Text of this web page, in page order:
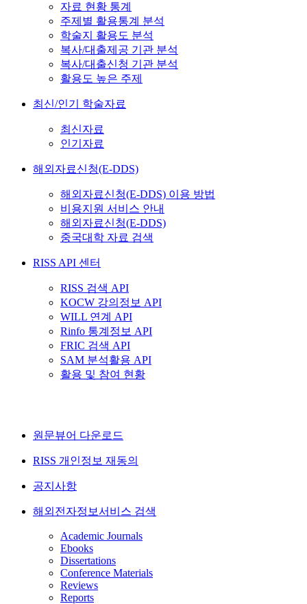
자료 현황 통계
주제별 활용통계 분석
학술지 활용도 분석
복사/대출제공 기관 분석
복사/대출신청 기관 분석
활용도 높은 주제
최신/인기 학술자료
최신자료
인기자료
해외자료신청(E-DDS)
해외자료신청(E-DDS) 이용 방법
비용지원 서비스 안내
해외자료신청(E-DDS)
중국대학 자료 검색
RISS API 센터
RISS 검색 API
KOCW 강의정보 API
WILL 연계 API
Rinfo 통계정보 API
FRIC 검색 API
SAM 분석활용 API
활용 및 참여 현황
원문뷰어 다운로드
RISS 개인정보 재동의
공지사항
해외전자정보서비스 검색
Academic Journals
Ebooks
Dissertations
Conference Materials
Reviews
Reports